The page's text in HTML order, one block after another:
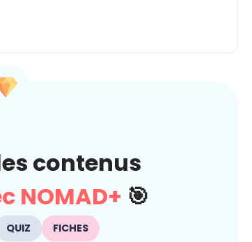
contenus
NOMAD+ 🎯
QUIZ FICHES